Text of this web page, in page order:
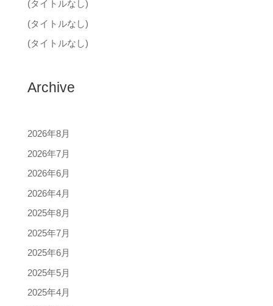
(タイトルなし)
(タイトルなし)
(タイトルなし)
Archive
2026年8月
2026年7月
2026年6月
2026年4月
2025年8月
2025年7月
2025年6月
2025年5月
2025年4月